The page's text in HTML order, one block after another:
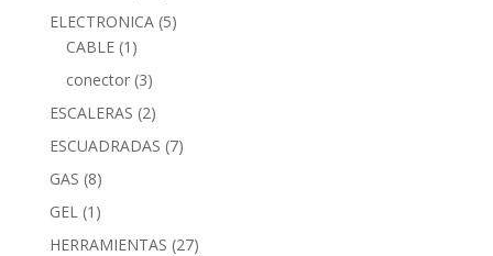
ELECTRONICA (5)
CABLE (1)
conector (3)
ESCALERAS (2)
ESCUADRADAS (7)
GAS (8)
GEL (1)
HERRAMIENTAS (27)